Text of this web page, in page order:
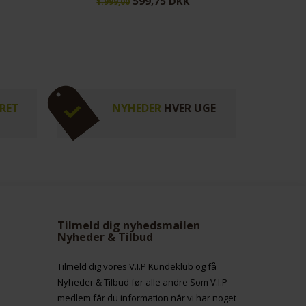
NYHEDERHVER UGE
Tilmeld dig nyhedsmailen
Nyheder & Tilbud
Tilmeld dig vores V.I.P Kundeklub og få
Nyheder & Tilbud før alle andre Som V.I.P
medlem får du information når vi har noget